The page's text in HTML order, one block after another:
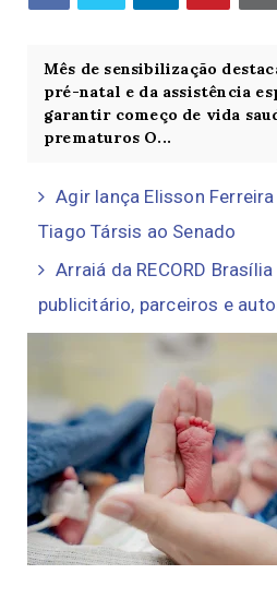
Mês de sensibilização
pré-natal e da assistência
garantir começo de vida
prematuros O...
Agir lança Elisson
Tiago Társis ao Senado
Arraiá da RECORD
publicitário, parceiros e